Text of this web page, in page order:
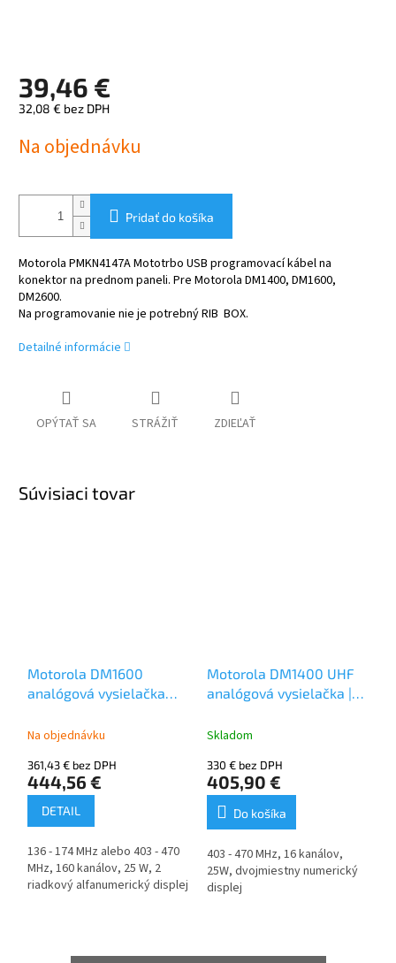
39,46 €
32,08 € bez DPH
cena:
Na objednávku
Pridať do košíka
Motorola PMKN4147A Mototrbo USB programovací kábel na
konektor na prednom paneli. Pre Motorola DM1400, DM1600,
DM2600.
Na programovanie nie je potrebný RIB BOX.
Detailné informácie
OPÝTAŤ SA STRÁŽIŤ ZDIEĽAŤ
Súvisiaci tovar
Motorola DM1600
analógová vysielačka
Na objednávku
361,43 € bez DPH
444,56 €
DETAIL
136 - 174 MHz alebo 403 - 470
MHz, 160 kanálov, 25 W, 2
riadkový alfanumerický displej
Motorola DM1400 UHF
analógová vysielačka |
Skladom
330 € bez DPH
405,90 €
Do košíka
403 - 470 MHz, 16 kanálov,
25W, dvojmiestny numerický
displej